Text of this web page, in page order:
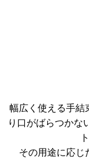
幅広く使える手結
り口がばらつかな
その用途に応じ